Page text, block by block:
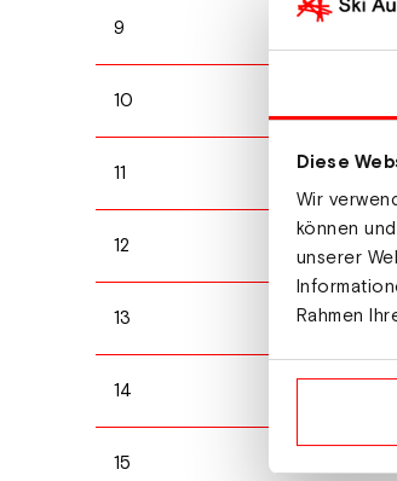
Diese
Wir
können
unserer
Rahmen
9
10
11
12 JAY
13
14
15